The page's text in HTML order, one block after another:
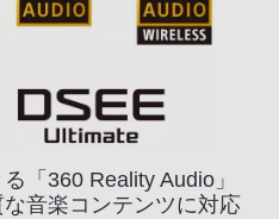
「360 Reality Audio」
音楽コンテンツに対応